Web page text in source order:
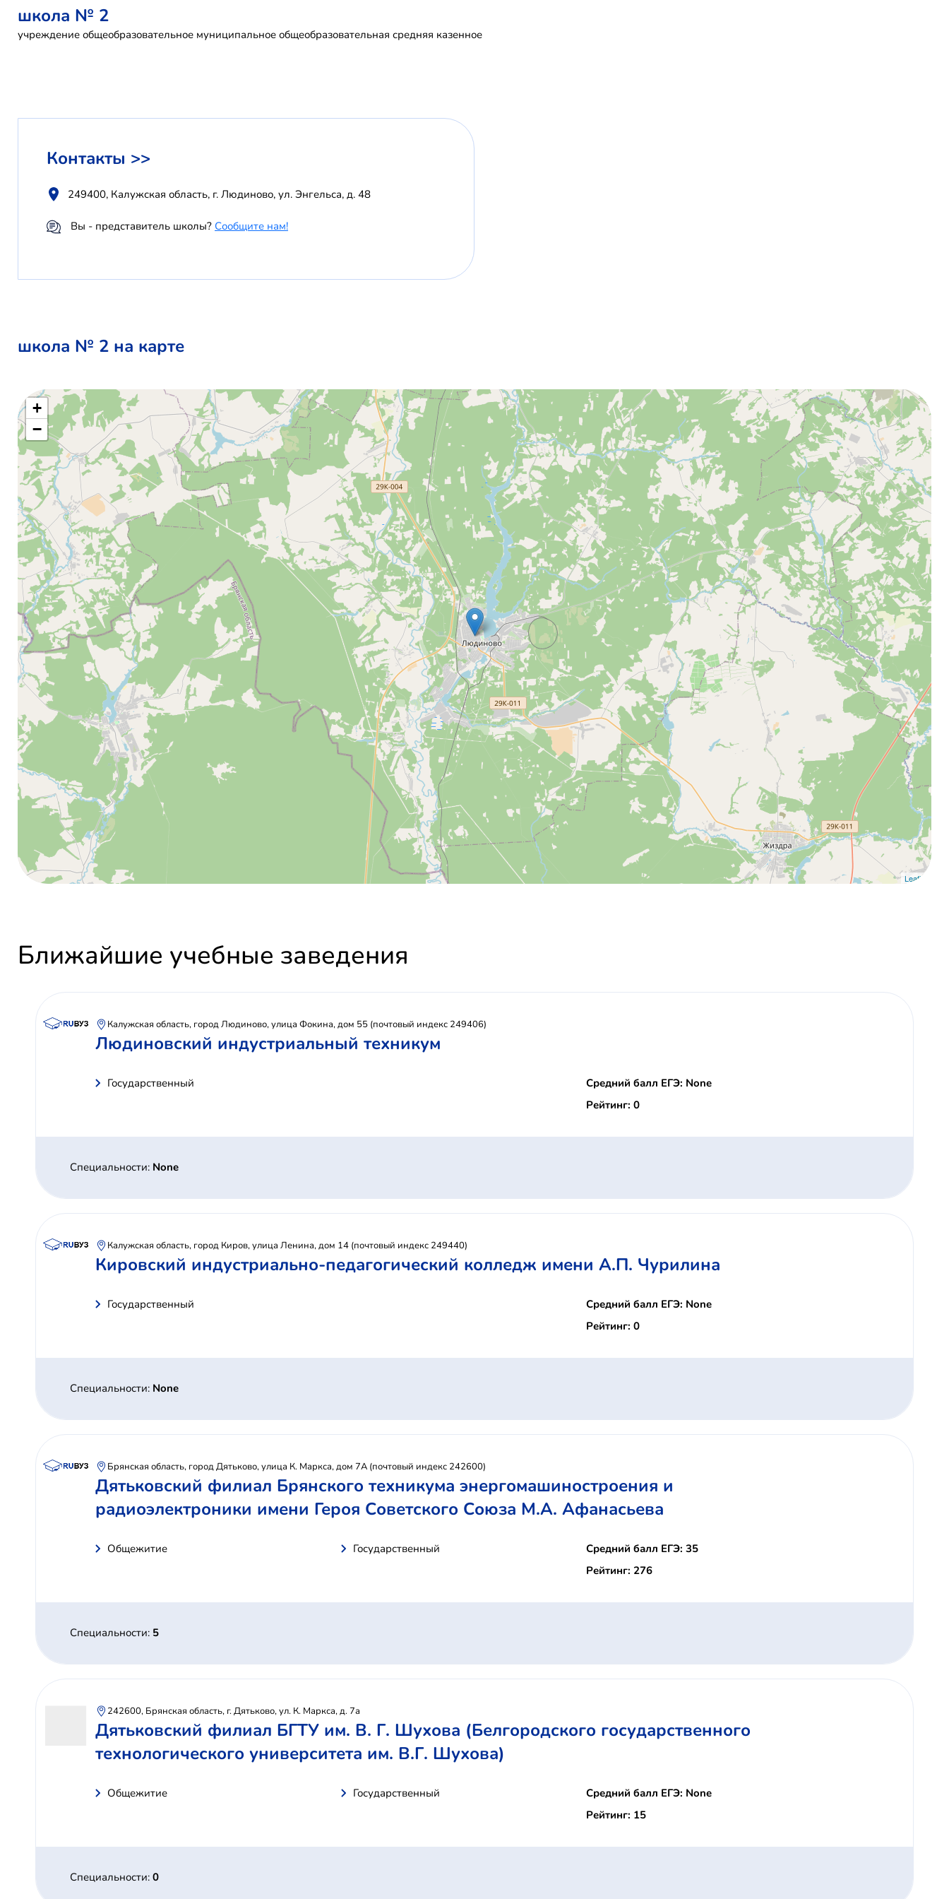
школа № 2
учреждение общеобразовательное муниципальное общеобразовательная средняя казенное
Контакты >>
249400, Калужская область, г. Людиново, ул. Энгельса, д. 48
Вы - представитель школы? Сообщите нам!
школа № 2 на карте
+
−
Leaflet
Ближайшие учебные заведения
Калужская область, город Людиново, улица Фокина, дом 55 (почтовый индекс 249406)
Людиновский индустриальный техникум
Государственный
Средний балл ЕГЭ: None
Рейтинг: 0
Специальности: None
Калужская область, город Киров, улица Ленина, дом 14 (почтовый индекс 249440)
Кировский индустриально-педагогический колледж имени А.П. Чурилина
Государственный
Средний балл ЕГЭ: None
Рейтинг: 0
Специальности: None
Брянская область, город Дятьково, улица К. Маркса, дом 7А (почтовый индекс 242600)
Дятьковский филиал Брянского техникума энергомашиностроения и
радиоэлектроники имени Героя Советского Союза М.А. Афанасьева
Общежитие Государственный
Средний балл ЕГЭ: 35
Рейтинг: 276
Специальности: 5
242600, Брянская область, г. Дятьково, ул. К. Маркса, д. 7а
Дятьковский филиал БГТУ им. В. Г. Шухова (Белгородского государственного
технологического университета им. В.Г. Шухова)
Общежитие Государственный
Средний балл ЕГЭ: None
Рейтинг: 15
Специальности: 0